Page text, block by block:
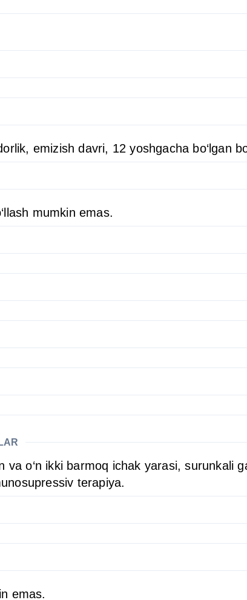
emizish davri, 12 yoshgacha bo‘lgan
mumkin emas.
va o‘n ikki barmoq ichak yarasi, surunkali
terapiya.
emas.